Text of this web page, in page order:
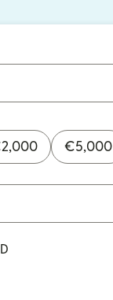
2,000 €5,000